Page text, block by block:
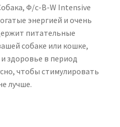
Ф/с-В-W Intensive
энергией и очень
питательные
собаке или кошке,
здоровье в период
чтобы стимулировать
лучше.